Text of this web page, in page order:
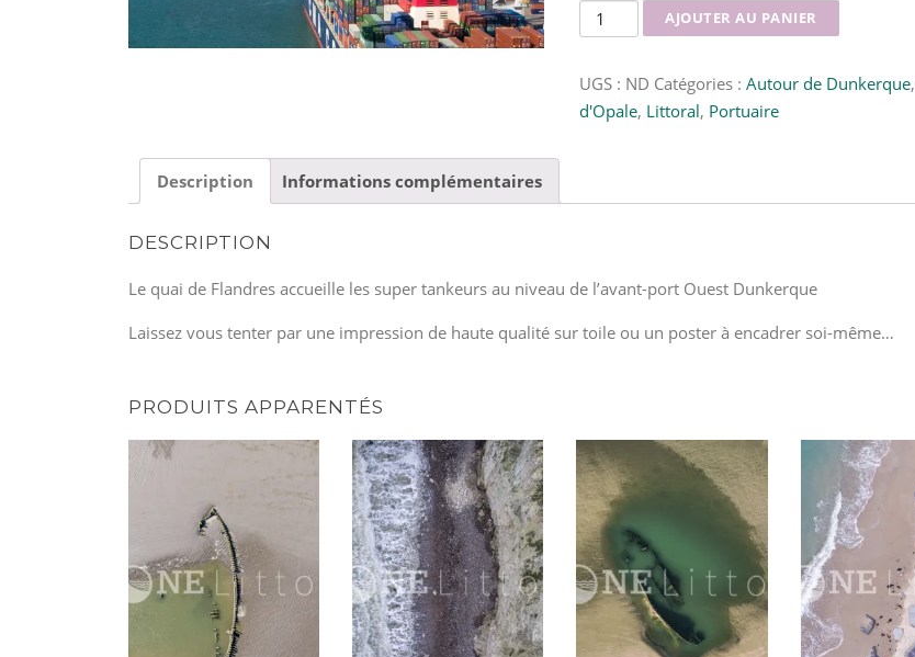
quantité
de
Quai
de
AJOUTER AU PANIER
UGS : ND Catégories : Autour de Dunkerque,
d'Opale, Littoral, Portuaire
Description Informations complémentaires
DESCRIPTION
Le quai de Flandres accueille les super tankeurs au niveau de l’avant-port Ouest Dunkerque
Laissez vous tenter par une impression de haute qualité sur toile ou un poster à encadrer soi-même…
PRODUITS APPARENTÉS